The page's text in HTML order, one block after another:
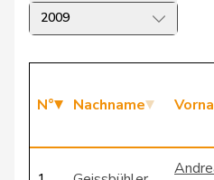
2009
N° Nachname